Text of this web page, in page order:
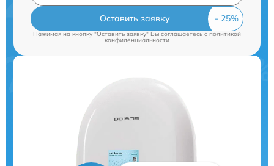
Оставить заявку
Нажимая на кнопку "Оставить заявку" Вы соглашаетесь cполитикой
конфиденциальности